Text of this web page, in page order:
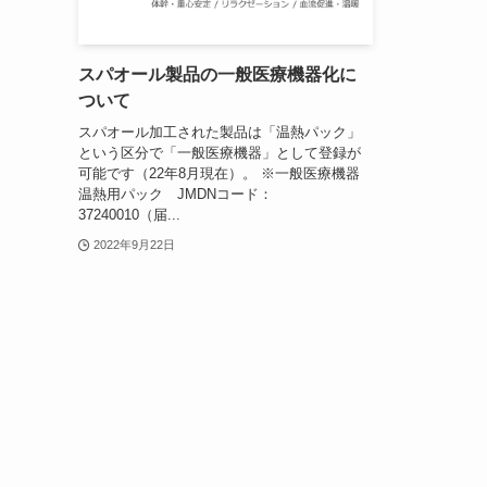
スパオール製品の一般医療機器化に
ついて
スパオール加工された製品は「温熱パック」
という区分で「一般医療機器」として登録が
可能です（22年8月現在）。 ※一般医療機器
温熱用パック JMDNコード：
37240010（届...
2022年9月22日